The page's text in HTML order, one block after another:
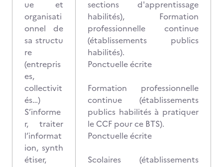
ue et
organisati
onnel de
sa structu
re
(entrepris
es,
collectivit
és…)
S’informe
r, traiter
l’informat
ion, synth
étiser,
sections d'apprentissage
habilités), Formation
professionnelle continue
(établissements publics
habilités).
Ponctuelle écrite
Formation professionnelle
continue (établissements
publics habilités à pratiquer
le CCF pour ce BTS).
Ponctuelle écrite
Scolaires (établissements